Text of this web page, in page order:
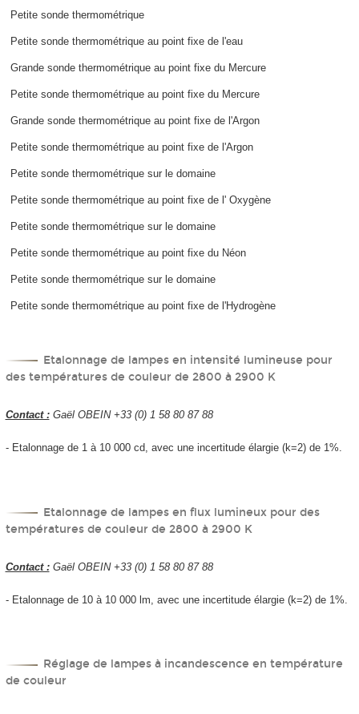
Petite sonde thermométrique
Petite sonde thermométrique au point fixe de l'eau
Grande sonde thermométrique au point fixe du Mercure
Petite sonde thermométrique au point fixe du Mercure
Grande sonde thermométrique au point fixe de l'Argon
Petite sonde thermométrique au point fixe de l'Argon
Petite sonde thermométrique sur le domaine
Petite sonde thermométrique au point fixe de l' Oxygène
Petite sonde thermométrique sur le domaine
Petite sonde thermométrique au point fixe du Néon
Petite sonde thermométrique sur le domaine
Petite sonde thermométrique au point fixe de l'Hydrogène
Etalonnage de lampes en intensité lumineuse pour
des températures de couleur de 2800 à 2900 K
Contact :Gaël OBEIN +33 (0) 1 58 80 87 88
- Etalonnage de 1 à 10 000 cd, avec une incertitude élargie (k=2) de 1%.
Etalonnage de lampes en flux lumineux pour des
températures de couleur de 2800 à 2900 K
Contact :Gaël OBEIN +33 (0) 1 58 80 87 88
- Etalonnage de 10 à 10 000 lm, avec une incertitude élargie (k=2) de 1%.
Réglage de lampes à incandescence en température
de couleur